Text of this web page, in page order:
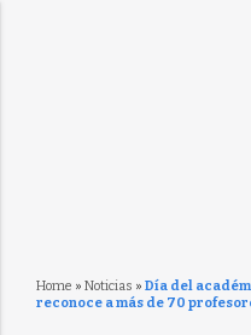
Home » Noticias » Día del
reconoce a más de 70